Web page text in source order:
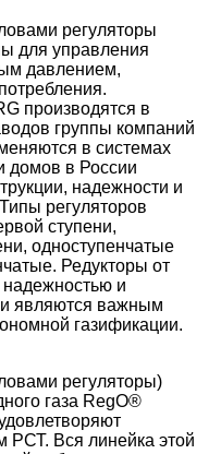
регуляторы
для управления
давлением,
производятся в
группы компаний
в системах
домов в России
надежности и
регуляторов
ступени,
одноступенчатые
Редукторы от
и
и являются важным
газификации.
регуляторы)
газа RegO®
РСТ. Вся линейка этой